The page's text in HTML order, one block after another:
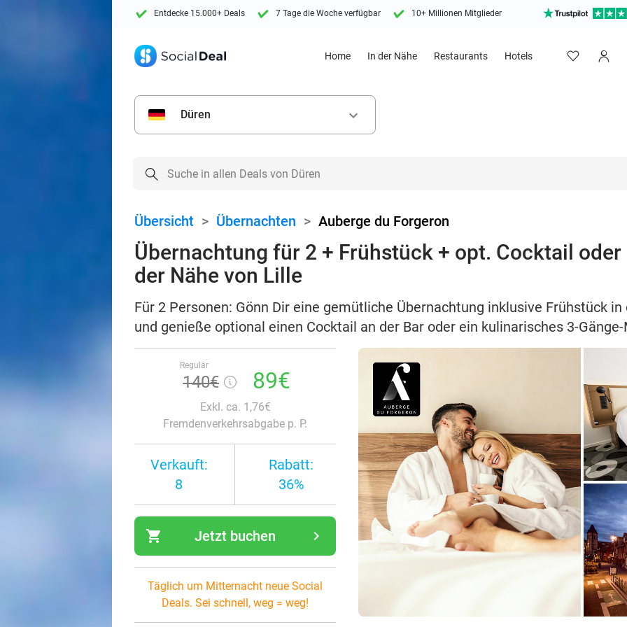
Entdecke 15.000+ Deals 7 Tage die Woche verfügbar 10+ Millionen Mitglieder
Home In der Nähe Restaurants Hotels
Düren keyboard_arrow_down
Übersicht > Übernachten > Auberge du Forgeron
Übernachtung für 2 + Frühstück + opt. Cocktail oder
der Nähe von Lille
Für 2 Personen: Gönn Dir eine gemütliche Übernachtung inklusive Frühstück
und genieße optional einen Cocktail an der Bar oder ein kulinarisches 3-Gänge-
Regulär
140€ 89€
Exkl. ca. 1,76€
Fremdenverkehrsabgabe p. P.
Verkauft:
8
Rabatt:
36%
shopping_cart navigate_next
Jetzt buchen
Täglich um Mitternacht neue Social
Deals. Sei schnell, weg = weg!